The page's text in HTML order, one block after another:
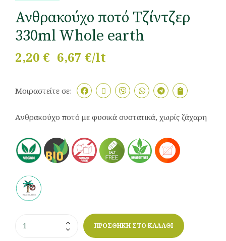
Ανθρακούχο ποτό Τζίντζερ
330ml Whole earth
2,20 € 6,67 €/lt
Μοιραστείτε σε:
Ανθρακούχο ποτό με φυσικά συστατικά, χωρίς ζάχαρη
ΠΡΟΣΘΗΚΗ ΣΤΟ ΚΑΛΑΘΙ